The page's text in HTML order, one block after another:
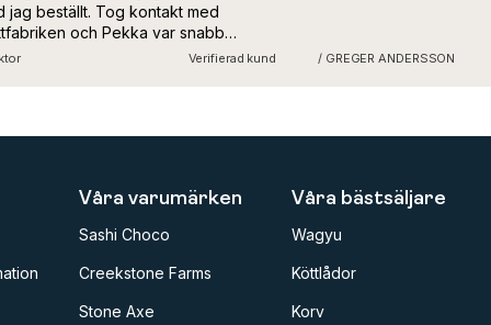
jag beställt. Tog kontakt med
och Pekka var snabb
att erkänna felet och
Verifierad kund / GREGER ANDERSSON
Våra varumärken
Sashi Choco
Creekstone Farms
Stone Axe
Våra bästsäljare
Wagyu
Köttlådor
Korv